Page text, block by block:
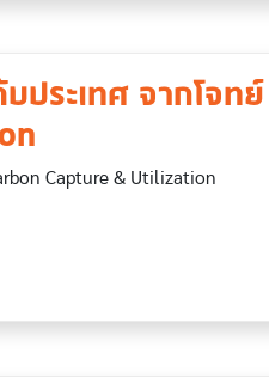
ประเทศ จากโจทย์
Capture & Utilization